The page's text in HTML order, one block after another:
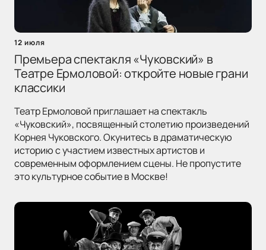
12 июля
Премьера спектакля «Чуковский» в
Театре Ермоловой: откройте новые грани
классики
Театр Ермоловой приглашает на спектакль
«Чуковский», посвященный столетию произведений
Корнея Чуковского. Окунитесь в драматическую
историю с участием известных артистов и
современным оформлением сцены. Не пропустите
это культурное событие в Москве!